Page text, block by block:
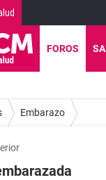
FOROS
Embarazo